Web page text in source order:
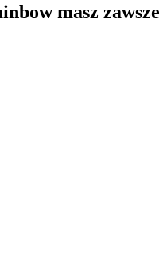
masz zawsze